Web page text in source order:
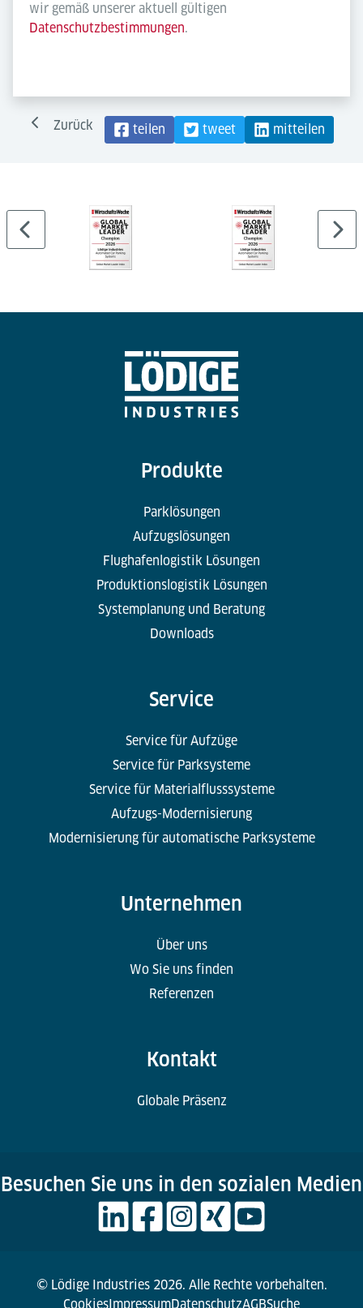
wir gemäß unserer aktuell gültigen
Datenschutzbestimmungen.
Zurück teilen tweet mitteilen
Produkte
Parklösungen
Aufzugslösungen
Flughafenlogistik Lösungen
Produktionslogistik Lösungen
Systemplanung und Beratung
Downloads
Service
Service für Aufzüge
Service für Parksysteme
Service für Materialflusssysteme
Aufzugs-Modernisierung
Modernisierung für automatische Parksysteme
Unternehmen
Über uns
Wo Sie uns finden
Referenzen
Kontakt
Globale Präsenz
Besuchen Sie uns in den sozialen Medien
© Lödige Industries 2026. Alle Rechte vorbehalten.
CookiesImpressumDatenschutzAGBSuche